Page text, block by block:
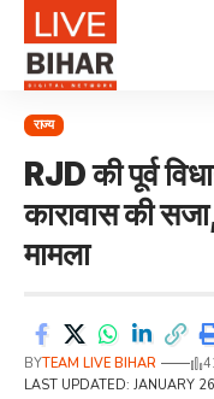
राज्य
RJD की पूर्व
कारावास की
मामला
LAST UPDATED: JANUARY
BYTEAM LIVE BIHAR